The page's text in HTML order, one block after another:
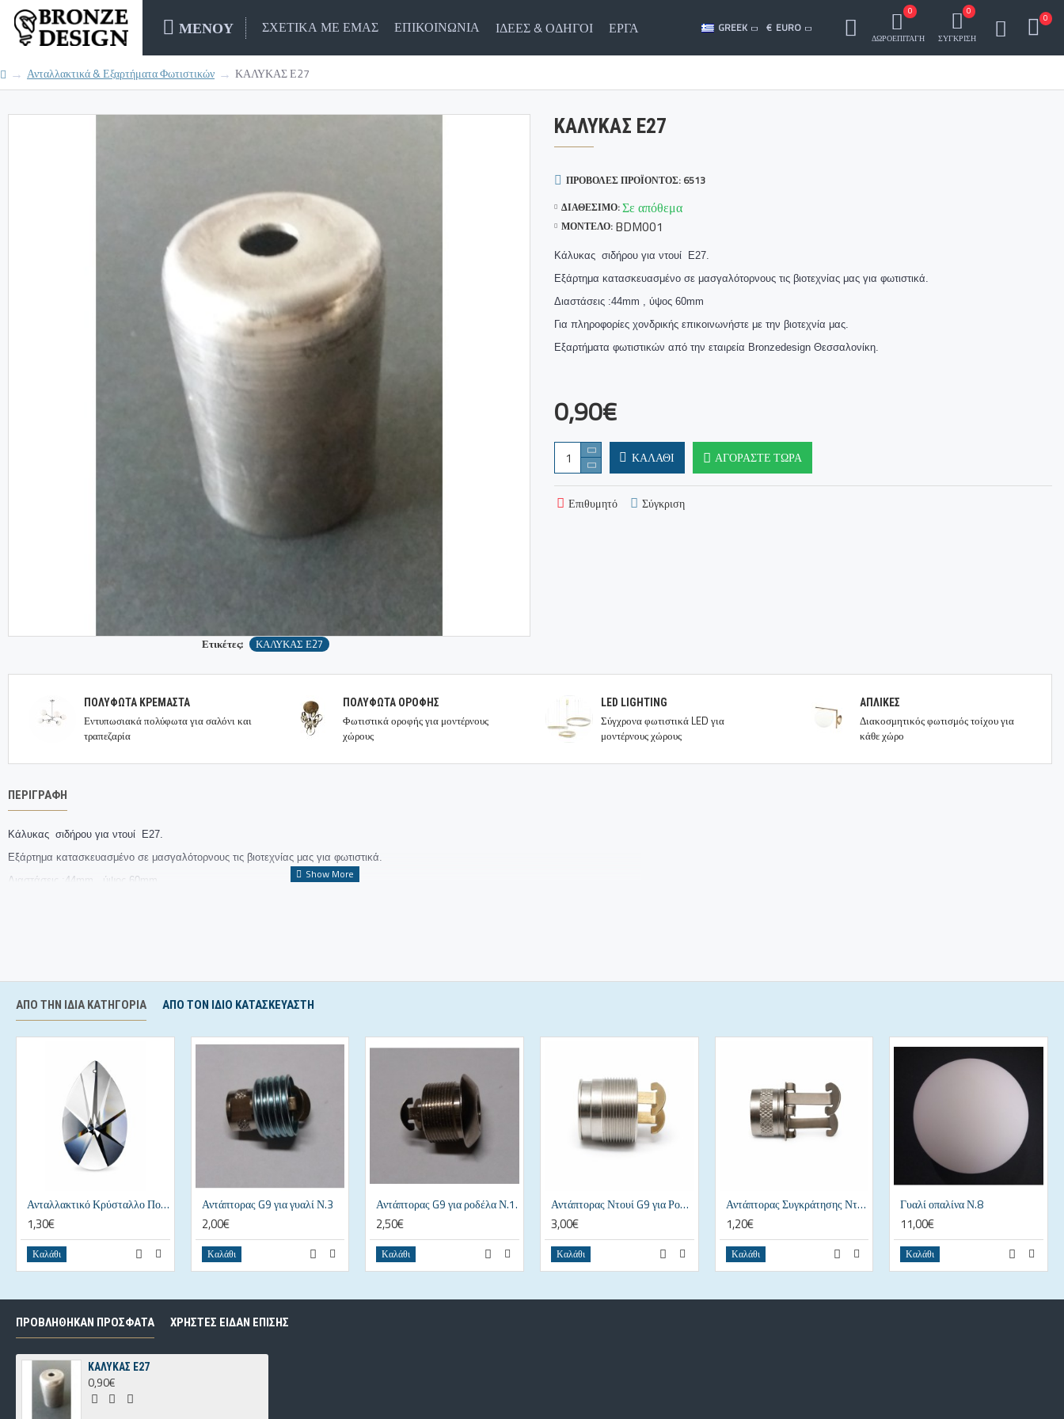
ΜΕΝΟΥ ΣΧΕΤΙΚΑ ΜΕ ΕΜΑΣ ΕΠΙΚΟΙΝΩΝΙΑ ΙΔΈΕΣ & ΟΔΗΓΟΊ ΈΡΓΑ GREEK € EURO
ΔΩΡΟΕΠΙΤΑΓΗ
0
ΣΥΓΚΡΙΣΗ
0
0
Ανταλλακτικά & Εξαρτήματα Φωτιστικών ΚΑΛΥΚΑΣ Ε27
Ετικέτες: ΚΑΛΥΚΑΣ Ε27
ΚΑΛΥΚΑΣ Ε27
ΔΙΑΘΈΣΙΜΟ:Σε απόθεμα
ΜΟΝΤΈΛΟ: BDM001
ΠΡΟΒΟΛΈΣ ΠΡΟΪΌΝΤΟΣ: 6513
Κάλυκας σιδήρου για ντουί Ε27.
Εξάρτημα κατασκευασμένο σε μασγαλότορνους τις βιοτεχνίας μας για φωτιστικά.
Διαστάσεις :44mm , ύψος 60mm
Για πληροφορίες χονδρικής επικοινωνήστε με την βιοτεχνία μας.
Εξαρτήματα φωτιστικών από την εταιρεία Bronzedesign Θεσσαλονίκη.
0,90€
ΚΑΛΆΘΙ ΑΓΟΡΆΣΤΕ ΤΏΡΑ
Επιθυμητό Σύγκριση
ΠΟΛΥΦΩΤΑ ΚΡΕΜΑΣΤΑ
Εντυπωσιακά πολύφωτα για σαλόνι και
τραπεζαρία
ΠΟΛΥΦΩΤΑ ΟΡΟΦΗΣ
Φωτιστικά οροφής για μοντέρνους
χώρους
LED LIGHTING
Σύγχρονα φωτιστικά LED για
μοντέρνους χώρους
ΑΠΛΙΚΕΣ
Διακοσμητικός φωτισμός τοίχου για
κάθε χώρο
ΠΕΡΙΓΡΑΦΉ
Κάλυκας σιδήρου για ντουί Ε27.
Εξάρτημα κατασκευασμένο σε μασγαλότορνους τις βιοτεχνίας μας για φωτιστικά.
Διαστάσεις :44mm , ύψος 60mm
ΑΠΌ ΤΗΝ ΊΔΙΑ ΚΑΤΗΓΟΡΊΑ ΑΠΟ ΤΟΝ ΊΔΙΟ ΚΑΤΑΣΚΕΥΑΣΤΉ
Ανταλλακτικό Κρύσταλλο Πολυελαίου Αμύγδαλο 38x24mm Διάφανο
1,30€
Καλάθι
Αντάπτορας G9 για γυαλί Ν.3
2,00€
Καλάθι
Αντάπτορας G9 για ροδέλα Ν.1.
2,50€
Καλάθι
Αντάπτορας Ντουί G9 για Ροδέλα Νο2 – 25x17mm
3,00€
Καλάθι
Αντάπτορας Συγκράτησης Ντουί G9 BDD902
1,20€
Καλάθι
Γυαλί οπαλίνα Ν.8
11,00€
Καλάθι
ΠΡΟΒΛΗΘΗΚΑΝ ΠΡΟΣΦΑΤΑ ΧΡΗΣΤΕΣ ΕΙΔΑΝ ΕΠΙΣΗΣ
ΚΑΛΥΚΑΣ Ε27
0,90€